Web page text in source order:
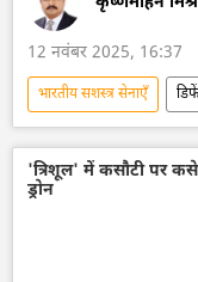
12 नवंबर 2025, 16:37
भारतीय सशस्‍त्र सेनाएँ
रूस
पाकिस्तान
हिंदुस्तान एयरोनॉटिक्स
'त्रिशूल' में कसौटी पर
ड्रोन